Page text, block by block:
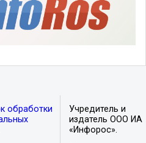
обработки
Учредитель и
издатель ООО ИА
«Инфорос».